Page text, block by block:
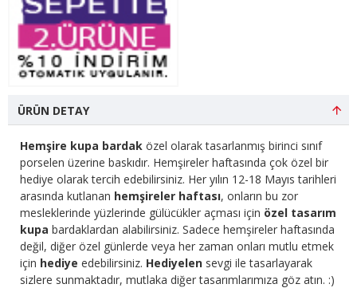
ÜRÜN DETAY
Hemşire kupa bardak özel olarak tasarlanmış birinci sınıf
porselen üzerine baskıdır. Hemşireler haftasında çok özel bir
hediye olarak tercih edebilirsiniz. Her yılın 12-18 Mayıs tarihleri
arasında kutlanan hemşireler haftası, onların bu zor
mesleklerinde yüzlerinde gülücükler açması için özel tasarım
kupa bardaklardan alabilirsiniz. Sadece hemşireler haftasında
değil, diğer özel günlerde veya her zaman onları mutlu etmek
için hediye edebilirsiniz. Hediyelen sevgi ile tasarlayarak
sizlere sunmaktadır, mutlaka diğer tasarımlarımıza göz atın. :)